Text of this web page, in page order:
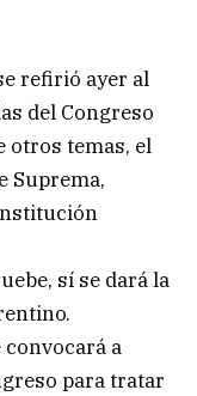
refirió ayer al
del Congreso
otros temas, el
Suprema,
sí se dará la
a
para tratar